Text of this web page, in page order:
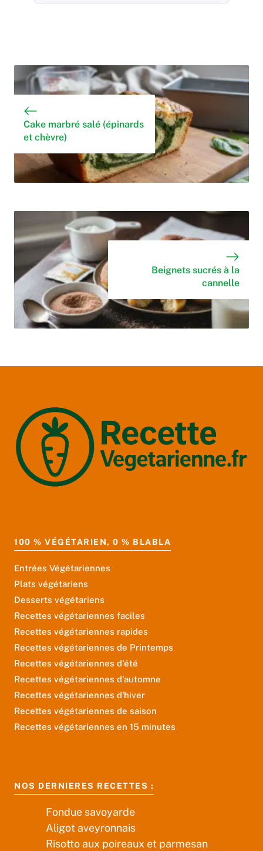
Cake marbré salé (épinards
et chèvre)
Beignets sucrés à la
cannelle
100 % VÉGÉTARIEN, 0 % BLABLA
Entrées Végétariennes
Plats végétariens
Desserts végétariens
Recettes végétariennes faciles
Recettes végétariennes rapides
Recettes végétariennes de Printemps
Recettes végétariennes d'été
Recettes végétariennes d'automne
Recettes végétariennes d'hiver
Recettes végétariennes de saison
Recettes végétariennes en 15 minutes
NOS DERNIERES RECETTES :
Fondue savoyarde
Aligot aveyronnais
Risotto aux poireaux et parmesan